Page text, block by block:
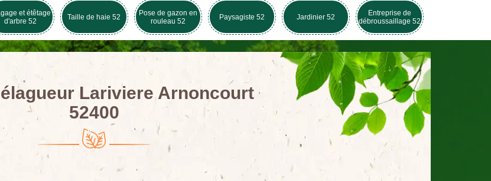
et étêtage
d'arbre 52
Taille de haie 52
Pose de gazon en
rouleau 52
Paysagiste 52 Jardinier 52
Entreprise de
débroussaillage 52
Lariviere Arnoncourt
52400